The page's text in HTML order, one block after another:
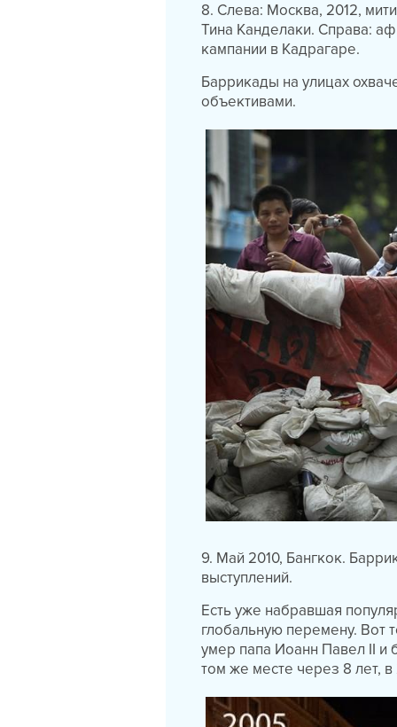
8. Слева: Москва, 2012,
Тина Канделаки. Справа:
кампании в Кадрагаре.
Баррикады на улицах
объективами.
9. Май 2010, Бангкок.
выступлений.
Есть уже набравшая
глобальную перемену. Вот
умер папа Иоанн Павел II и
том же месте через 8 лет,